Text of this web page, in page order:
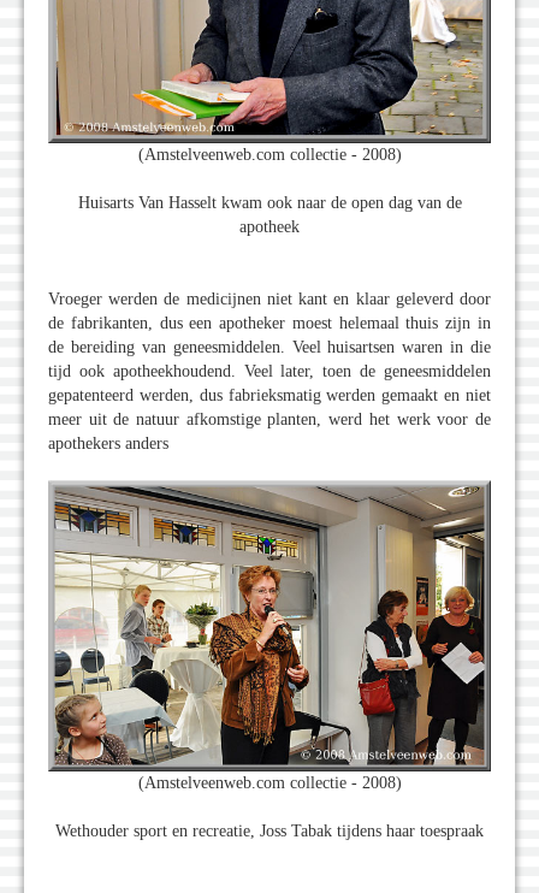
(Amstelveenweb.com collectie - 2008)
Huisarts Van Hasselt kwam ook naar de open dag van de
apotheek
Vroeger werden de medicijnen niet kant en klaar geleverd door
de fabrikanten, dus een apotheker moest helemaal thuis zijn in
de bereiding van geneesmiddelen. Veel huisartsen waren in die
tijd ook apotheekhoudend. Veel later, toen de geneesmiddelen
gepatenteerd werden, dus fabrieksmatig werden gemaakt en niet
meer uit de natuur afkomstige planten, werd het werk voor de
apothekers anders
(Amstelveenweb.com collectie - 2008)
Wethouder sport en recreatie, Joss Tabak tijdens haar toespraak